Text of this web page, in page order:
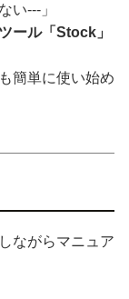
い---」
ール「Stock」
簡単に使い始め
ながらマニュア